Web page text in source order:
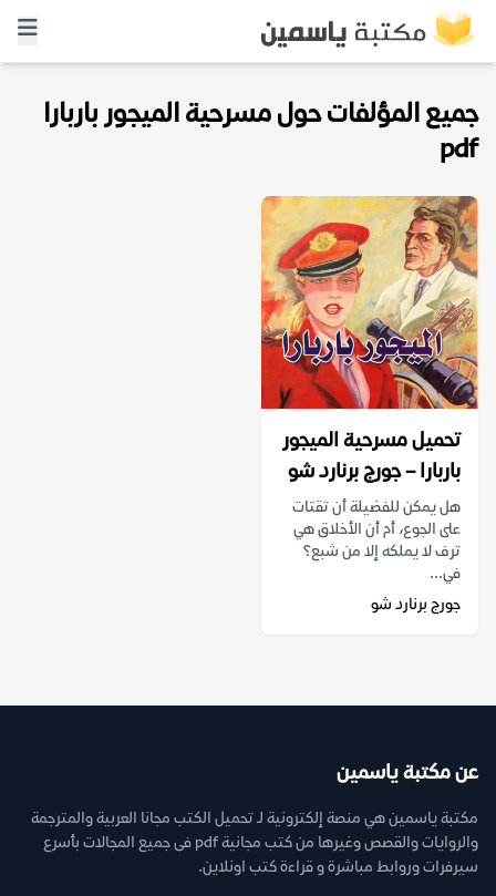
جميع المؤلفات حول مسرحية الميجور باربارا
pdf
تحميل مسرحية الميجور
باربارا – جورج برنارد شو
هل يمكن للفضيلة أن تقتات
على الجوع، أم أن الأخلاق هي
ترف لا يملكه إلا من شبع؟
في...
جورج برنارد شو
عن مكتبة ياسمين
مكتبة ياسمين هي منصة إلكترونية لـ تحميل الكتب مجانا العربية والمترجمة
والروايات والقصص وغيرها من كتب مجانية pdf فى جميع المجالات بأسرع
سيرفرات وروابط مباشرة و قراءة كتب اونلاين.